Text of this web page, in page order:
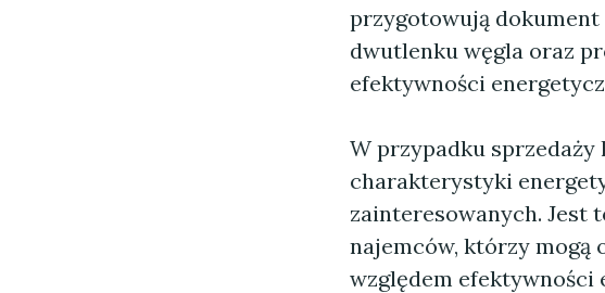
przygotowują
dwutlenku węgla oraz
efektywności
W przypadku
charakterystyki
zainteresowanych. Jest
najemców, którzy mogą
względem efektywności